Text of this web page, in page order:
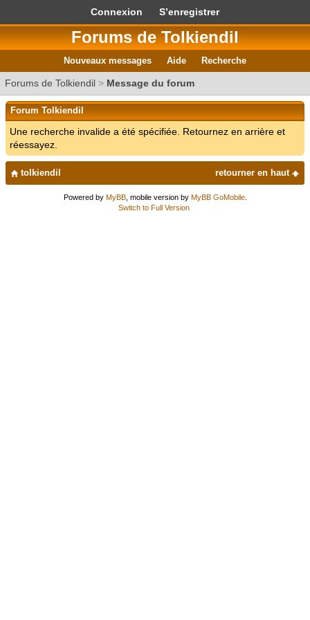
Connexion S’enregistrer
Forums de Tolkiendil
Nouveaux messages Aide Recherche
Forums de Tolkiendil > Message du forum
Forum Tolkiendil
Une recherche invalide a été spécifiée. Retournez en arrière et
réessayez.
retourner en haut
tolkiendil
Powered by MyBB, mobile version by MyBB GoMobile.
Switch to Full Version